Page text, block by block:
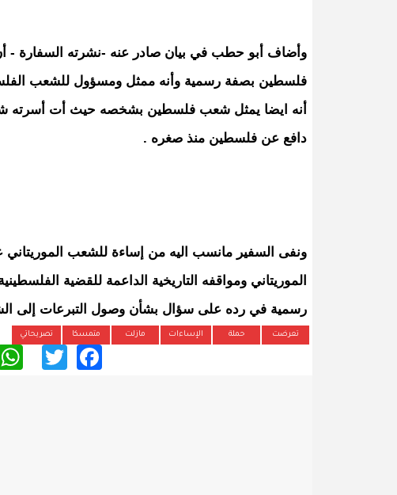
وأضاف أبو حطب في بيان صادر عنه -نشرته السفارة -
فلسطين بصفة رسمية وأنه ممثل ومسؤول للشعب
أنه ايضا يمثل شعب فلسطين بشخصه حيث أت أسرته
دافع عن فلسطين منذ صغره .
ونفى السفير مانسب اليه من إساءة للشعب الموريتاني
الموريتاني ومواقفه التاريخية الداعمة للقضية
رسمية في رده على سؤال بشأن وصول التبرعات إلى
تعرضت حملة الإساءات مازلت متمسكا تصريحاتي